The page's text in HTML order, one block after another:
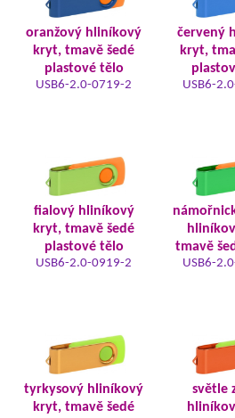
oranžový hliníkový
kryt, tmavě šedé
plastové tělo
USB6-2.0-0719-2
červený
kryt,
USB6-
fialový hliníkový
kryt, tmavě šedé
plastové tělo
USB6-2.0-0919-2
tmavě
USB6-
tyrkysový hliníkový
kryt, tmavě šedé
světle